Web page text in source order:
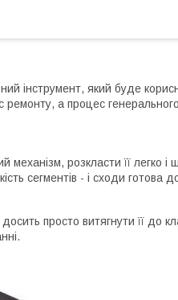
інструмент, який буде
ремонту, а процес
механізм, розкласти її легко
сегментів - і сходи готова
досить просто витягнути її